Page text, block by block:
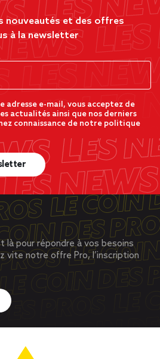
nouveautés et des offres
à la newsletter
adresse e-mail, vous acceptez de
actualités ainsi que nos derniers
connaissance de notre politique
là pour répondre à vos besoins
vite notre offre Pro, l’inscription